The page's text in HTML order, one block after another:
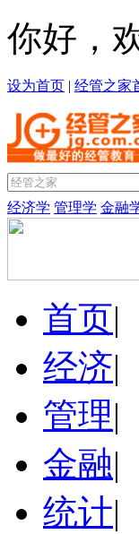
你好，
设为首页 | 经管之家
经济学 管理学 金融
首页|
经济|
管理|
金融|
统计|